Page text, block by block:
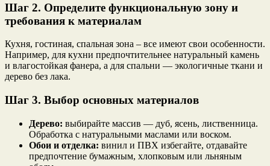
Шаг 2. Определите функциональную зону и
требования к материалам
Кухня, гостиная, спальная зона – все имеют свои особенности.
Например, для кухни предпочтительнее натуральный камень
и влагостойкая фанера, а для спальни — экологичные ткани и
дерево без лака.
Шаг 3. Выбор основных материалов
Дерево: выбирайте массив — дуб, ясень, лиственница.
Обработка с натуральными маслами или воском.
Обои и отделка: винил и ПВХ избегайте, отдавайте
предпочтение бумажным, хлопковым или льняным